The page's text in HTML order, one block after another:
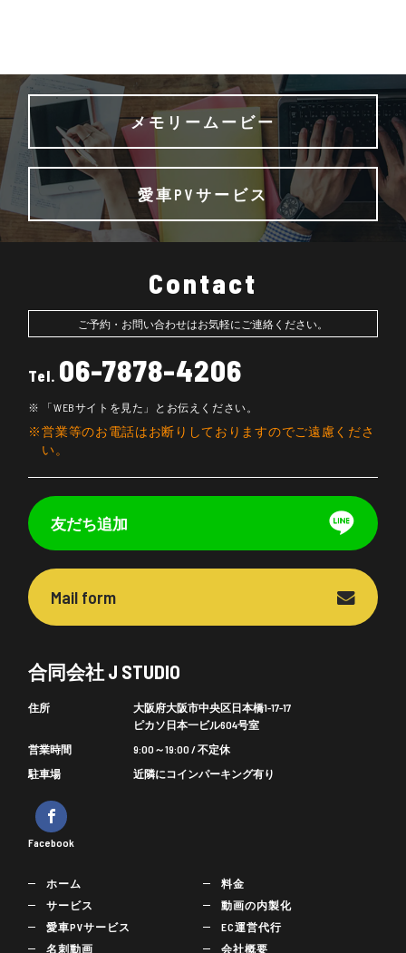
メモリームービー
愛車PVサービス
Contact
ご予約・お問い合わせはお気軽にご連絡ください。
Tel. 06-7878-4206
「WEBサイトを見た」とお伝えください。
営業等のお電話はお断りしておりますのでご遠慮くださ
い。
友だち追加
Mail form
合同会社 J STUDIO
住所
大阪府大阪市中央区日本橋1-17-17
ピカソ日本一ビル604号室
営業時間
9:00～19:00 / 不定休
駐車場
近隣にコインパーキング有り
Facebook
ホーム
サービス
愛車PVサービス
名刺動画
料金
動画の内製化
EC運営代行
会社概要